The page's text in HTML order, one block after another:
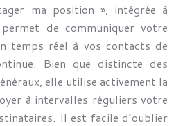
ma position », intégrée à
permet de communiquer votre
temps réel à vos contacts de
Bien que distincte des
elle utilise activement la
à intervalles réguliers votre
Il est facile d’oublier